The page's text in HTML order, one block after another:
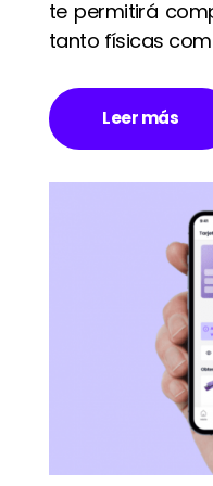
te permitirá
tanto físicas
Leer más